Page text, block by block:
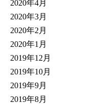
2020年4月
2020年3月
2020年2月
2020年1月
2019年12月
2019年10月
2019年9月
2019年8月